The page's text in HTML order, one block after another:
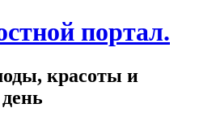
портал.
красоты и